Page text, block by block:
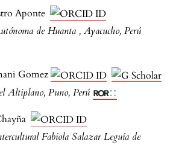
Aponte
de Huanta , Ayacucho, Perú
Gomez
Altiplano, Puno, Perú
Fabiola Salazar Leguía de